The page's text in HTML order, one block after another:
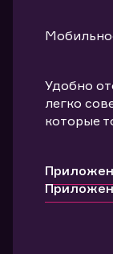
Удобно
легко
которые